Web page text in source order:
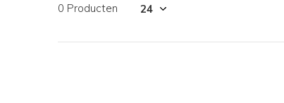
0 Producten